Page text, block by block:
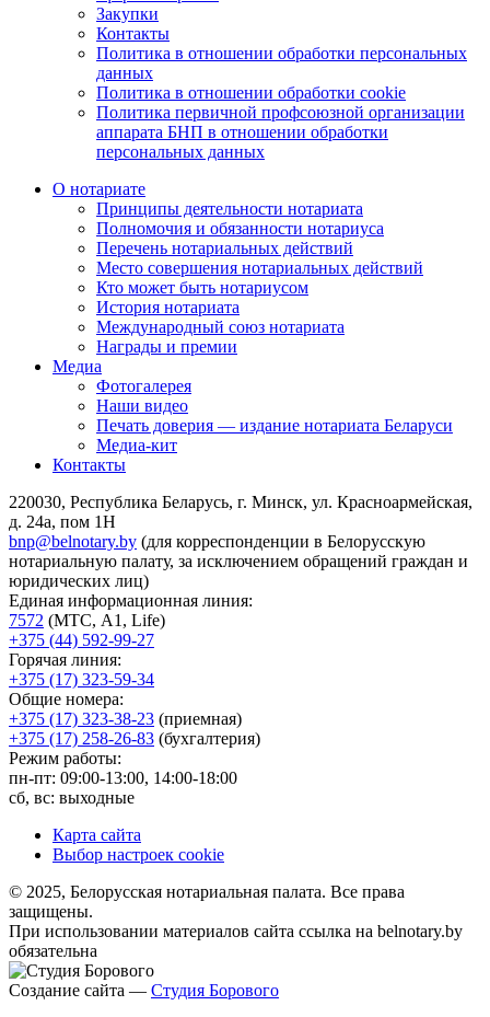
Закупки
Контакты
Политика в отношении обработки персональных
данных
Политика в отношении обработки cookie
Политика первичной профсоюзной организации
аппарата БНП в отношении обработки
персональных данных
О нотариате
Принципы деятельности нотариата
Полномочия и обязанности нотариуса
Перечень нотариальных действий
Место совершения нотариальных действий
Кто может быть нотариусом
История нотариата
Международный союз нотариата
Награды и премии
Медиа
Фотогалерея
Наши видео
Печать доверия — издание нотариата Беларуси
Медиа-кит
Контакты
220030, Республика Беларусь, г. Минск, ул. Красноармейская,
д. 24а, пом 1Н
bnp@belnotary.by (для корреспонденции в Белорусскую
нотариальную палату, за исключением обращений граждан и
юридических лиц)
Единая информационная линия:
7572 (МТС, A1, Life)
+375 (44) 592-99-27
Горячая линия:
+375 (17) 323-59-34
Общие номера:
+375 (17) 323-38-23 (приемная)
+375 (17) 258-26-83 (бухгалтерия)
Режим работы:
пн-пт: 09:00-13:00, 14:00-18:00
сб, вс: выходные
Карта сайта
Выбор настроек cookie
© 2025, Белорусская нотариальная палата. Все права
защищены.
При использовании материалов сайта ссылка на belnotary.by
обязательна
Создание сайта — Студия Борового